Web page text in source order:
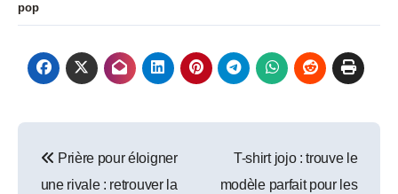
pop
de
Prière pour éloigner
une rivale : retrouver la
T-shirt jojo : trouve le
modèle parfait pour les